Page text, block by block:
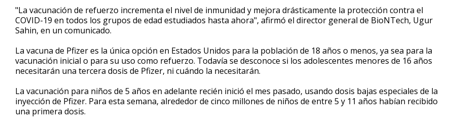
"La vacunación de refuerzo incrementa el nivel de inmunidad y mejora drásticamente la protección contra el
COVID-19 en todos los grupos de edad estudiados hasta ahora", afirmó el director general de BioNTech, Ugur
Sahin, en un comunicado.
La vacuna de Pfizer es la única opción en Estados Unidos para la población de 18 años o menos, ya sea para la
vacunación inicial o para su uso como refuerzo. Todavía se desconoce si los adolescentes menores de 16 años
necesitarán una tercera dosis de Pfizer, ni cuándo la necesitarán.
La vacunación para niños de 5 años en adelante recién inició el mes pasado, usando dosis bajas especiales de la
inyección de Pfizer. Para esta semana, alrededor de cinco millones de niños de entre 5 y 11 años habían recibido
una primera dosis.